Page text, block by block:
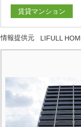
賃貸マンション
情報提供元 LIFULL